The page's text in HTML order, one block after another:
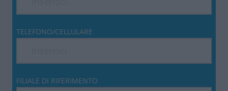
TELEFONO/CELLULARE
FILIALE DI RIFERIMENTO